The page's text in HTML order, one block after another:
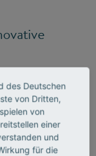
&
des Deutschen
von Dritten,
von
einer
und
für die